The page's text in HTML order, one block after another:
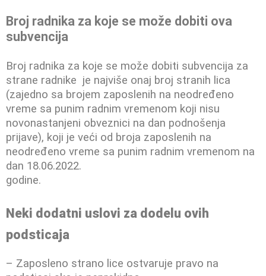
Broj radnika za koje se može dobiti ova
subvencija
Broj radnika za koje se može dobiti subvencija za
strane radnike je najviše onaj broj stranih lica
(zajedno sa brojem zaposlenih na neodređeno
vreme sa punim radnim vremenom koji nisu
novonastanjeni obveznici na dan podnošenja
prijave), koji je veći od broja zaposlenih na
neodređeno vreme sa punim radnim vremenom na
dan 18.06.2022.
godine.
Neki dodatni uslovi za dodelu ovih
podsticaja
– Zaposleno strano lice ostvaruje pravo na